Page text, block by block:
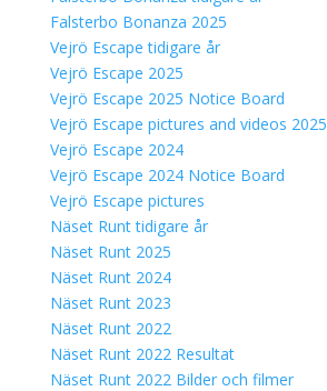
Falsterbo Bonanza 2025
Vejrö Escape tidigare år
Vejrö Escape 2025
Vejrö Escape 2025 Notice Board
Vejrö Escape pictures and videos 2025
Vejrö Escape 2024
Vejrö Escape 2024 Notice Board
Vejrö Escape pictures
Näset Runt tidigare år
Näset Runt 2025
Näset Runt 2024
Näset Runt 2023
Näset Runt 2022
Näset Runt 2022 Resultat
Näset Runt 2022 Bilder och filmer